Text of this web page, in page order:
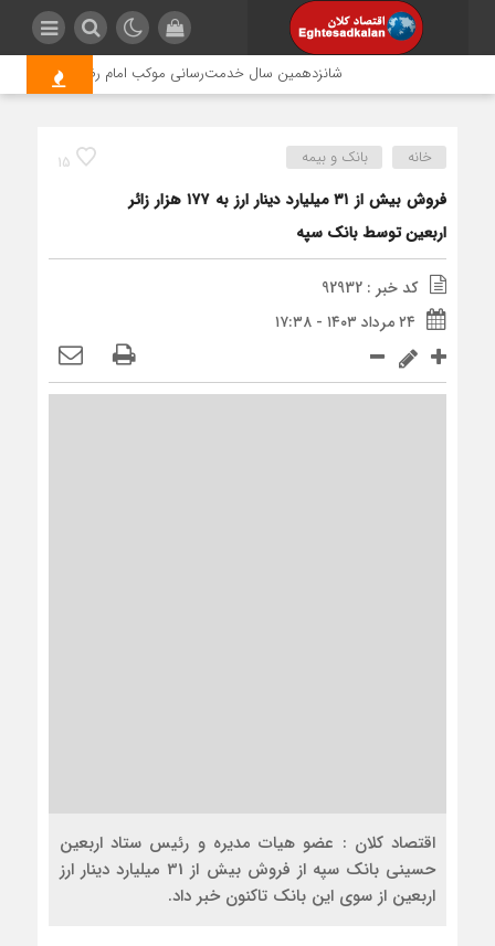
شانزدهمین سال خدمت‌رسانی موکب امام رضا (ع) پتروشیمی
15 خانه بانک و بیمه
فروش بیش از ۳۱ میلیارد دینار ارز به ۱۷۷ هزار زائر
اربعین توسط بانک سپه
کد خبر : 92932
۲۴ مرداد ۱۴۰۳ - ۱۷:۳۸
اقتصاد کلان : عضو هیات مدیره و رئیس ستاد اربعین
حسینی بانک سپه از فروش بیش از 31 میلیارد دینار ارز
اربعین از سوی این بانک تاکنون خبر داد.